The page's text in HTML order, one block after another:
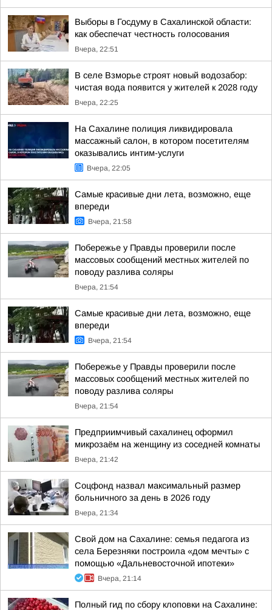
Выборы в Госдуму в Сахалинской области:
как обеспечат честность голосования
Вчера, 22:51
В селе Взморье строят новый водозабор:
чистая вода появится у жителей к 2028 году
Вчера, 22:25
На Сахалине полиция ликвидировала
массажный салон, в котором посетителям
оказывались интим-услуги
Вчера, 22:05
Самые красивые дни лета, возможно, еще
впереди
Вчера, 21:58
Побережье у Правды проверили после
массовых сообщений местных жителей по
поводу разлива соляры
Вчера, 21:54
Самые красивые дни лета, возможно, еще
впереди
Вчера, 21:54
Побережье у Правды проверили после
массовых сообщений местных жителей по
поводу разлива соляры
Вчера, 21:54
Предприимчивый сахалинец оформил
микрозаём на женщину из соседней комнаты
Вчера, 21:42
Соцфонд назвал максимальный размер
больничного за день в 2026 году
Вчера, 21:34
Свой дом на Сахалине: семья педагога из
села Березняки построила «дом мечты» с
помощью «Дальневосточной ипотеки»
Вчера, 21:14
Полный гид по сбору клоповки на Сахалине: